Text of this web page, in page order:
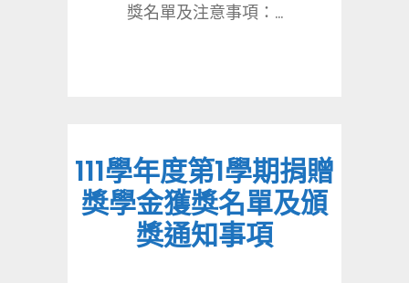
獎名單及注意事項：...
111學年度第1學期捐贈
獎學金獲獎名單及頒
獎通知事項